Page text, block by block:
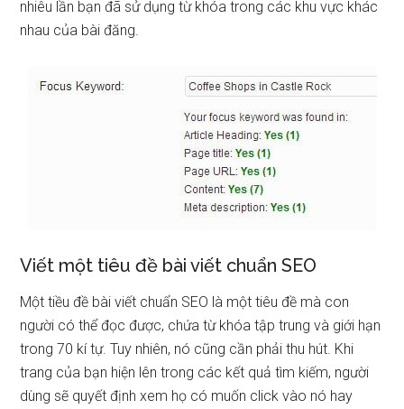
nhiêu lần bạn đã sử dụng từ khóa trong các khu vực khác
nhau của bài đăng.
Viết một tiêu đề bài viết chuẩn SEO
Một tiều đề bài viết chuẩn SEO là một tiêu đề mà con
người có thể đọc được, chứa từ khóa tập trung và giới hạn
trong 70 kí tự. Tuy nhiên, nó cũng cần phải thu hút. Khi
trang của bạn hiện lên trong các kết quả tìm kiếm, người
dùng sẽ quyết định xem họ có muốn click vào nó hay